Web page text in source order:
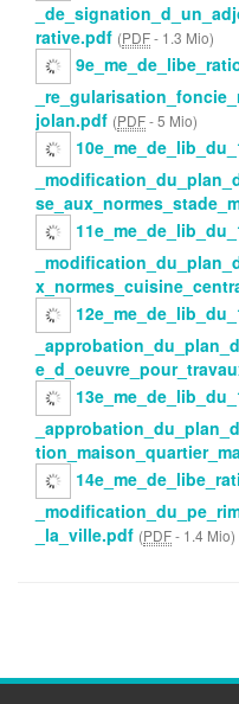
rative.pdf (PDF- 1.3 Mio)
jolan.pdf (PDF-5 Mio)
_la_ville.pdf (PDF- 1.4 Mio)